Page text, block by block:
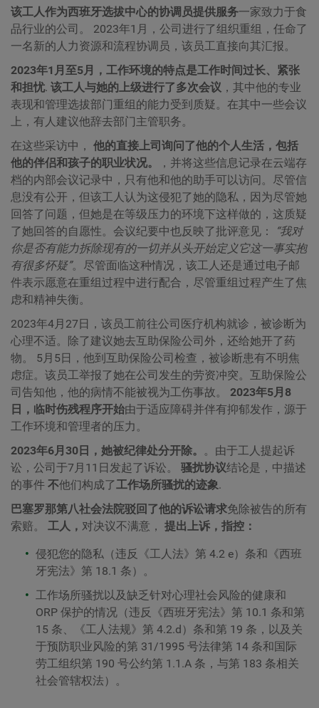
该工人作为西班牙选拔中心的协调员提供服务一家致力于食
品行业的公司。 2023年1月，公司进行了组织重组，任命了
一名新的人力资源和流程协调员，该员工直接向其汇报。
2023年1月至5月，工作环境的特点是工作时间过长、紧张
和担忧. 该工人与她的上级进行了多次会议 ，其中他的专业
表现和管理选拔部门重组的能力受到质疑。在其中一些会议
上，有人建议他辞去部门主管职务。
在这些采访中， 他的直接上司询问了他的个人生活，包括
他的伴侣和孩子的职业状况。
，并将这些信息记录在云端存
档的内部会议记录中，只有他和他的助手可以访问。尽管信
息没有公开，但该工人认为这侵犯了她的隐私，因为尽管她
回答了问题，但她是在等级压力的环境下这样做的，这质疑
了她回答的自愿性。会议纪要中也反映了批评意见：
“我对
你是否有能力拆除现有的一切并从头开始定义它这一事实抱
有很多怀疑”。尽管面临这种情况，该工人还是通过电子邮
件表示愿意在重组过程中进行配合，尽管重组过程产生了焦
虑和精神失衡。
2023年4月27日，该员工前往公司医疗机构就诊，被诊断为
心理不适。除了建议她去互助保险公司外，还给她开了药
物。 5月5日，他到互助保险公司检查，被诊断患有不明焦
虑症。该员工举报了她在公司发生的劳资冲突。互助保险公
司告知他，他的病情不能被视为工伤事故。 2023年5月8
日，临时伤残程序开始由于适应障碍并伴有抑郁发作，源于
工作环境和管理者的压力。
2023年6月30日，她被纪律处分开除。 。由于工人提起诉
讼，公司于7月11日发起了诉讼。 骚扰协议结论是，中描述
的事件 不他们构成了工作场所骚扰的迹象.
巴塞罗那第八社会法院驳回了他的诉讼请求免除被告的所有
索赔。 工人， 对决议不满意， 提出上诉，指控：
侵犯您的隐私（违反《工人法》第 4.2 e）条和《西班
牙宪法》第 18.1 条）。
工作场所骚扰以及缺乏针对心理社会风险的健康和
ORP 保护的情况（违反《西班牙宪法》第 10.1 条和第
15 条、《工人法规》第 4.2.d）条和第 19 条，以及关
于预防职业风险的第 31/1995 号法律第 14 条和国际
劳工组织第 190 号公约第 1.1.A 条，与第 183 条相关
社会管辖权法）。